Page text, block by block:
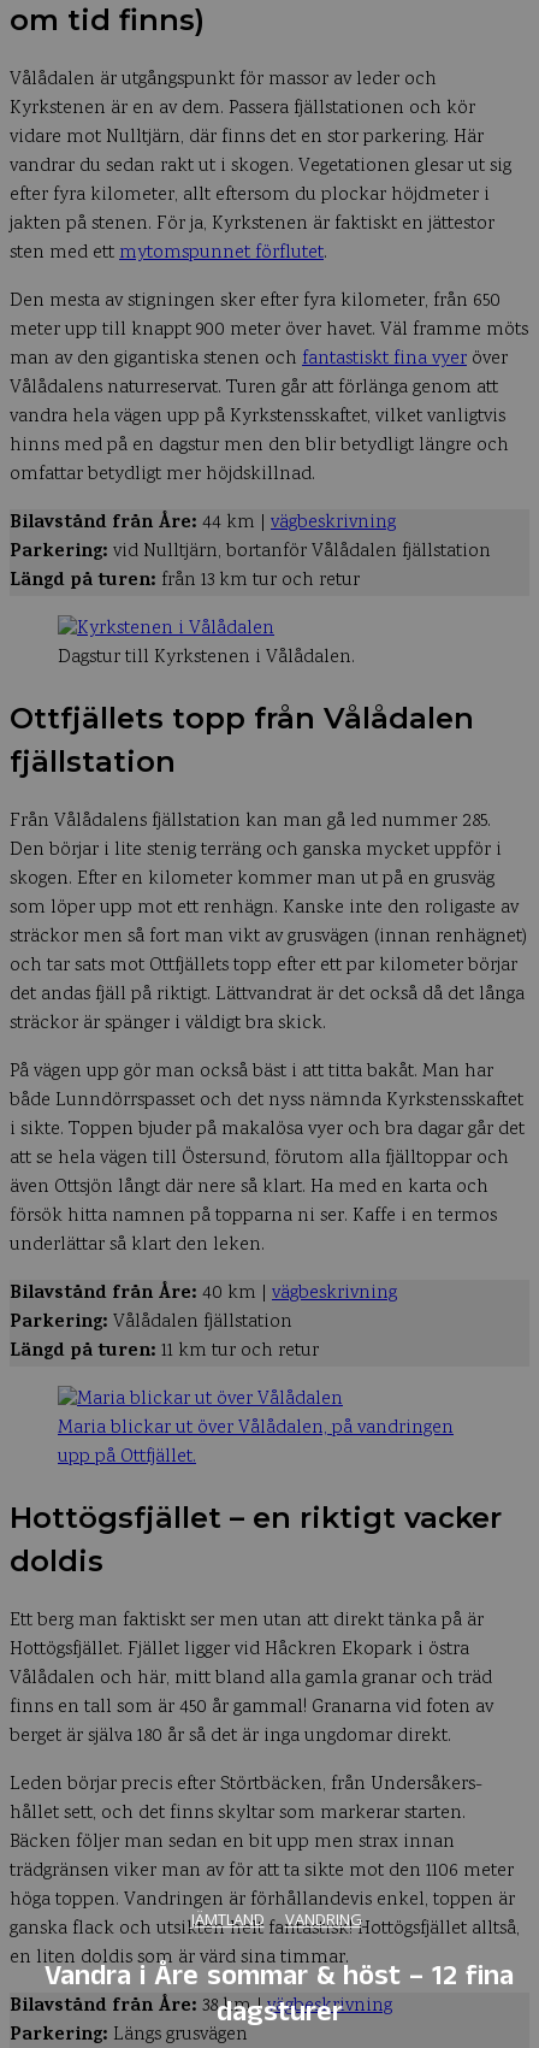
JÄMTLAND VANDRING
Vandra i Åre sommar & höst – 12 fina
dagsturer
om tid finns)
Vålådalen är utgångspunkt för massor av leder och
Kyrkstenen är en av dem. Passera fjällstationen och kör
vidare mot Nulltjärn, där finns det en stor parkering. Här
vandrar du sedan rakt ut i skogen. Vegetationen glesar ut sig
efter fyra kilometer, allt eftersom du plockar höjdmeter i
jakten på stenen. För ja, Kyrkstenen är faktiskt en jättestor
sten med ettmytomspunnet förflutet.
Den mesta av stigningen sker efter fyra kilometer, från 650
meter upp till knappt 900 meter över havet. Väl framme möts
man av den gigantiska stenen och fantastiskt fina vyer över
Vålådalens naturreservat. Turen går att förlänga genom att
vandra hela vägen upp på Kyrkstensskaftet, vilket vanligtvis
hinns med på en dagstur men den blir betydligt längre och
omfattar betydligt mer höjdskillnad.
Bilavstånd från Åre: 44 km | vägbeskrivning
Parkering: vid Nulltjärn, bortanför Vålådalen fjällstation
Längd på turen: från 13 km tur och retur
Dagstur till Kyrkstenen i Vålådalen.
Ottfjällets topp från Vålådalen
fjällstation
Från Vålådalens fjällstation kan man gå led nummer 285.
Den börjar i lite stenig terräng och ganska mycket uppför i
skogen. Efter en kilometer kommer man ut på en grusväg
som löper upp mot ett renhägn. Kanske inte den roligaste av
sträckor men så fort man vikt av grusvägen (innan renhägnet)
och tar sats mot Ottfjällets topp efter ett par kilometer börjar
det andas fjäll på riktigt. Lättvandrat är det också då det långa
sträckor är spänger i väldigt bra skick.
På vägen upp gör man också bäst i att titta bakåt. Man har
både Lunndörrspasset och det nyss nämnda Kyrkstensskaftet
i sikte. Toppen bjuder på makalösa vyer och bra dagar går det
att se hela vägen till Östersund, förutom alla fjälltoppar och
även Ottsjön långt där nere så klart. Ha med en karta och
försök hitta namnen på topparna ni ser. Kaffe i en termos
underlättar så klart den leken.
Bilavstånd från Åre: 40 km | vägbeskrivning
Parkering: Vålådalen fjällstation
Längd på turen: 11 km tur och retur
Maria blickar ut över Vålådalen, på vandringen
upp på Ottfjället.
Hottögsfjället – en riktigt vacker
doldis
Ett berg man faktiskt ser men utan att direkt tänka på är
Hottögsfjället. Fjället ligger vid Håckren Ekopark i östra
Vålådalen och här, mitt bland alla gamla granar och träd
finns en tall som är 450 år gammal! Granarna vid foten av
berget är själva 180 år så det är inga ungdomar direkt.
Leden börjar precis efter Störtbäcken, från Undersåkers-
hållet sett, och det finns skyltar som markerar starten.
Bäcken följer man sedan en bit upp men strax innan
trädgränsen viker man av för att ta sikte mot den 1106 meter
höga toppen. Vandringen är förhållandevis enkel, toppen är
ganska flack och utsikten helt fantastisk! Hottögsfjället alltså,
en liten doldis som är värd sina timmar.
Bilavstånd från Åre: 38 km |vägbeskrivning
Parkering: Längs grusvägen